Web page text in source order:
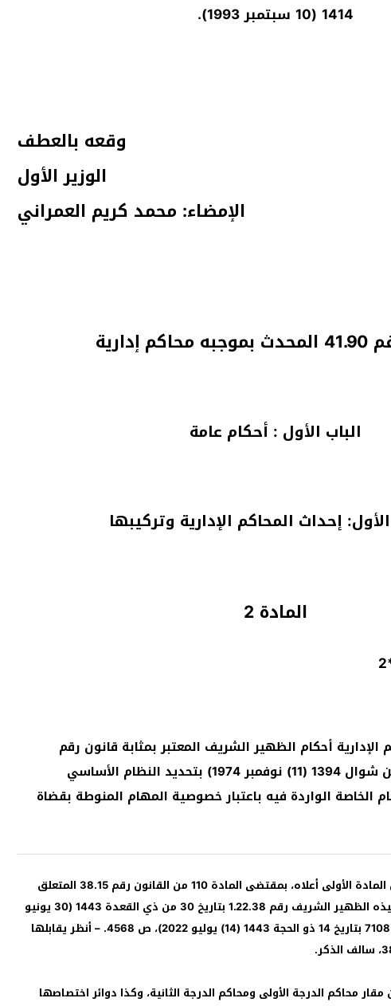
1414 (10 سبتمبر 1993).
وقعه بالعطف
الوزير الأول
الإمضاء: محمد كريم العمراني
الباب الأول : أحكام عامة
إحداث المحاكم الإدارية وتركيبها
المادة 2
أحكام الظهير الشريف المعتبر بمثابة قانون رقم
1.74.467 الصادر في 26 من شوال 1394 (11) نوفمبر 1974) بتحديد النظام الأساسي
الأحكام الخاصة الواردة فيه باعتبار خصوصية المهام المنوطة بقضاة
2 – تم نسخ الفقرة الأولى من المادة الأولى أعلاه، بمقتضى المادة 110 من القانون رقم 38.15 المتعلق
بالتنظيم القضائي الصادر بتنفيذه الظهير الشريف رقم 1.22.38 بتاريخ 30 من ذي القعدة 1443 (30 يونيو
2022)، الجريدة الرسمية عدد 7108 بتاريخ 14 ذو الحجة 1443 (14) يوليو 2022)، ص 4568. – أنظر يقابلها
محاكم الدرجة الأولى ومحاكم الدرجة الثانية، وكذا دوائر اختصاصها